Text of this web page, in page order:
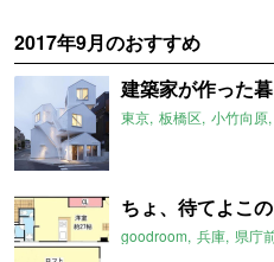
2017年9月のおすすめ
建築家が作った暮
東京 板橋区 小竹向原
ちょ、待てよこの
goodroom 兵庫 県庁